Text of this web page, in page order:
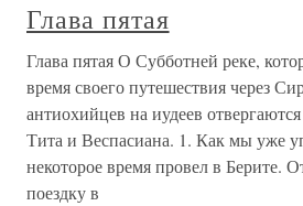
Глава пятая
Глава пятая О Субботней реке,
время своего путешествия через
антиохийцев на иудеев
Тита и Веспасиана. 1. Как мы уже
некоторое время провел в Берите.
поездку в